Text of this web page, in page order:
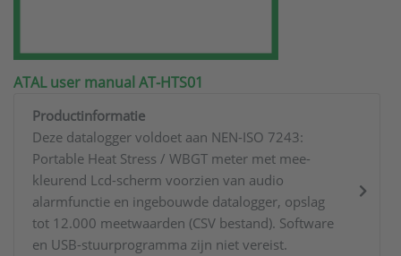
ATAL user manual AT-HTS01
Productinformatie
Deze datalogger voldoet aan NEN-ISO 7243:
Portable Heat Stress / WBGT meter met mee-
kleurend Lcd-scherm voorzien van audio
alarmfunctie en ingebouwde datalogger, opslag
tot 12.000 meetwaarden (CSV bestand). Software
en USB-stuurprogramma zijn niet vereist.